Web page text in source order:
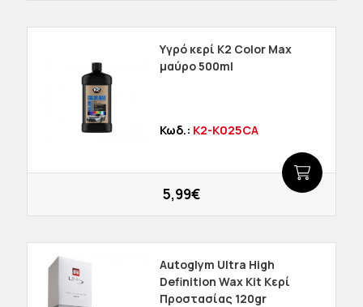
Υγρό κερί K2 Color Max
μαύρο 500ml
Κωδ.: K2-K025CA
5,99€
Autoglym Ultra High
Definition Wax Kit Κερί
Προστασίας 120gr